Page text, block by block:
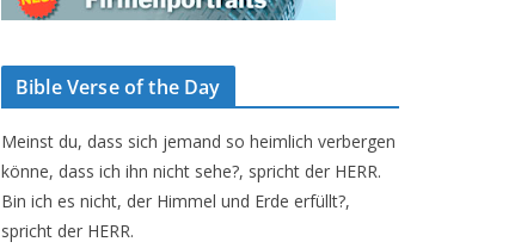
Bible Verse of the Day
Meinst du, dass sich jemand so heimlich verbergen
könne, dass ich ihn nicht sehe?, spricht der HERR.
Bin ich es nicht, der Himmel und Erde erfüllt?,
spricht der HERR.